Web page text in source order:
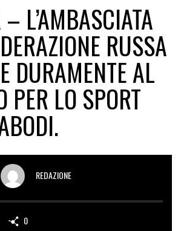
L’AMBASCIATA
RUSSA
DURAMENTE AL
PER LO SPORT
REDAZIONE
0